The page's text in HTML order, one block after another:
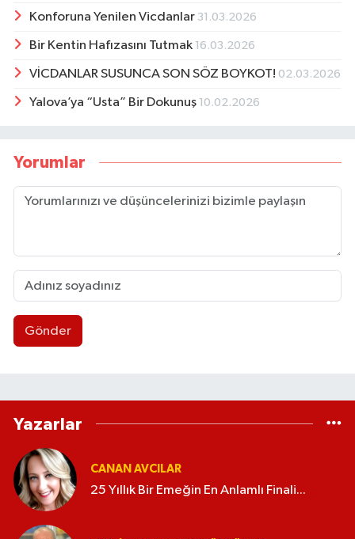
Konforuna Yenilen Vicdanlar 31.03.2026
Bir Kentin Hafızasını Tutmak 16.03.2026
VİCDANLAR SUSUNCA SON SÖZ BOYKOT! 02.03.2026
Yalova’ya “Usta” Bir Dokunuş 10.02.2026
Yorumlar
Gönder
Yazarlar
CANAN AVCILAR
25 Yıllık Bir Emeğin En Anlamlı Finali...